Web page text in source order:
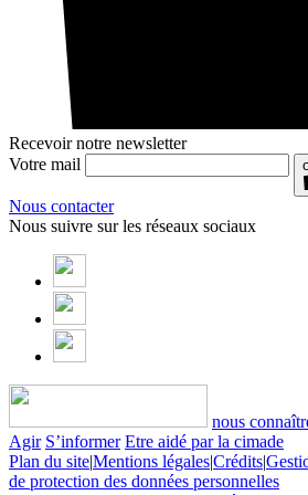
Recevoir notre newsletter
Votre mail
Nous contacter
Nous suivre sur les réseaux sociaux
nous
Agir S’informer Etre aidé par la cimade
Plan du site|Mentions légales|Crédits|
de protection des données personnelles